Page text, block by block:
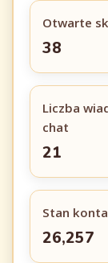
Otwarte
38
Liczba
chat
21
Stan
26,257